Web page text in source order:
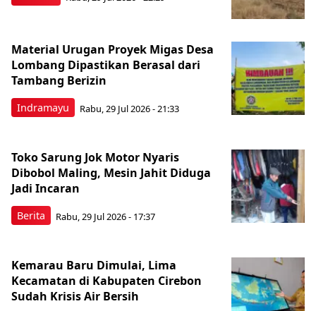
Indramayu
Material Urugan Proyek Migas Desa
Lombang Dipastikan Berasal dari
Tambang Berizin
Rabu, 29 Jul 2026 - 21:33
Berita
Toko Sarung Jok Motor Nyaris
Dibobol Maling, Mesin Jahit Diduga
Jadi Incaran
Rabu, 29 Jul 2026 - 17:37
Kemarau Baru Dimulai, Lima
Kecamatan di Kabupaten Cirebon
Sudah Krisis Air Bersih